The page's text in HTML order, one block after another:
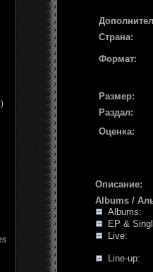
Страна:
Формат:
Размер:
Раздал:
Оценка:
Описание:
Albums /
Albums:
EP &
Live:
Line-up: